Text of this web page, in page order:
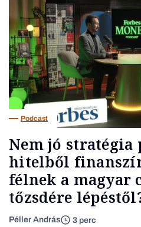
Podcast
Nem jó stratégia
hitelből
félnek a magyar
tőzsdére
Péller András 3 perc